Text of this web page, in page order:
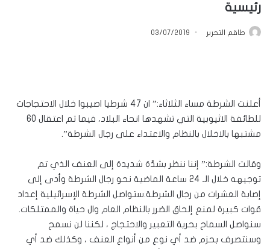
رئيسية
طاقم التحرير 03/07/2019
أعلنت الشرطة مساء الثلاثاء:” ان 47 شرطيا اصيبوا خلال الاحتجاجات
للطائفة الاثيوبية التي تشهدها انحاء البلاد، فيما تم اعتقال 60
مشتبها بالاخلال بالنظام والاعتداء على رجال الشرطة”.
وقالت الشرطة:” إننا ننظر بشدّة شديدة إلى العنف الذي تم
توجيهه خلال الـ 24 ساعة الماضية نحو رجال الشرطة وأدى إلى
إصابة العشرات من رجال الشرطة.ستواصل الشرطة الإسرائيلية إعداد
قوات كبيرة لمنع إلحاق الضرر بالنظام العام وال حياة والممتلكات.
سنواصل السماح بحرية التعبير والاحتجاج ، لكننا لن نسمح
وسنتصرف بحزم ضد أي نوع من أنواع العنف ، وكذلك ضد أي